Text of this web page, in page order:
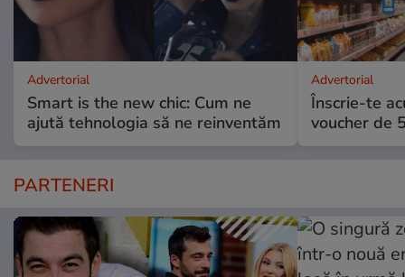
Advertorial
Smart is the new chic: Cum ne
ajută tehnologia să ne reinventăm
Advertorial
Înscrie-te
voucher de
PARTENERI